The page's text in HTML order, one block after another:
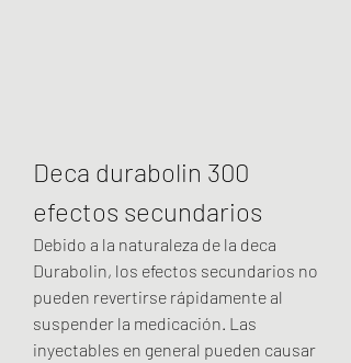
Deca durabolin 300
efectos secundarios
Debido a la naturaleza de la deca
Durabolin, los efectos secundarios no
pueden revertirse rápidamente al
suspender la medicación. Las
inyectables en general pueden causar